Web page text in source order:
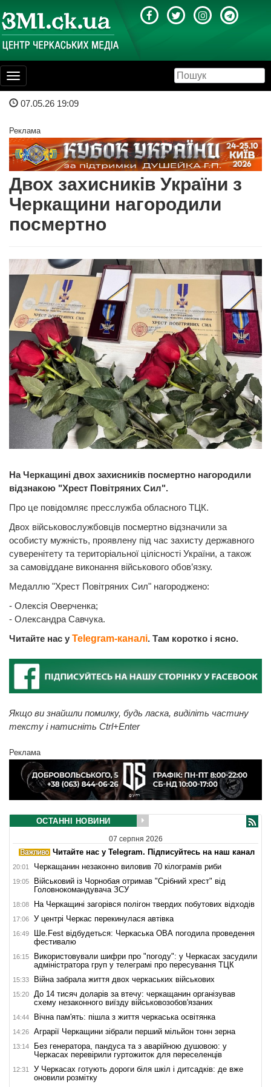
Toggle
navigation
07.05.26 19:09
Реклама
Двох захисників України з
Черкащини нагородили
посмертно
На Черкащині двох захисників посмертно нагородили
відзнакою "Хрест Повітряних Сил".
Про це повідомляє пресслужба обласного ТЦК.
Двох військовослужбовців посмертно відзначили за
особисту мужність, проявлену під час захисту державного
суверенітету та територіальної цілісності України, а також
за самовіддане виконання військового обов’язку.
Медаллю "Хрест Повітряних Сил" нагороджено:
- Олексія Оверченка;
- Олександра Савчука.
Читайте нас у Telegram-каналі. Там коротко і ясно.
Якщо ви знайшли помилку, будь ласка, виділіть частину
тексту і натисніть Ctrl+Enter
Реклама
ОСТАННІ НОВИНИ
07 серпня 2026
Читайте нас у Telegram. Підписуйтесь на наш канал
20:01 Черкащанин незаконно виловив 70 кілограмів риби
19:05
Військовий із Чорнобая отримав "Срібний хрест" від
Головнокомандувача ЗСУ
18:08 На Черкащині загорівся полігон твердих побутових відходів
17:06 У центрі Черкас перекинулася автівка
16:49
Ше.Fest відбудеться: Черкаська ОВА погодила проведення
фестивалю
16:15
Використовували шифри про "погоду": у Черкасах засудили
адміністратора груп у телеграмі про пересування ТЦК
15:33 Війна забрала життя двох черкаських військових
15:20
До 14 тисяч доларів за втечу: черкащанин організував
схему незаконного виїзду військовозобов'язаних
14:44 Вічна пам'ять: пішла з життя черкаська освітянка
14:26 Аграрії Черкащини зібрали перший мільйон тонн зерна
13:14
Без генератора, пандуса та з аварійною душовою: у
Черкасах перевірили гуртожиток для переселенців
12:31
У Черкасах готують дороги біля шкіл і дитсадків: де вже
оновили розмітку